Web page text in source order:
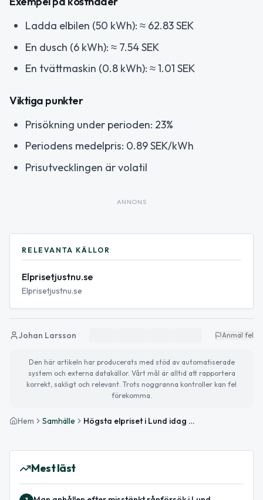
Ladda elbilen (50 kWh): ≈ 62.83 SEK
En dusch (6 kWh): ≈ 7.54 SEK
En tvättmaskin (0.8 kWh): ≈ 1.01 SEK
Viktiga punkter
Prisökning under perioden: 23%
Periodens medelpris: 0.89 SEK/kWh
Prisutvecklingen är volatil
ANNONS
RELEVANTA KÄLLOR
Elprisetjustnu.se
Elprisetjustnu.se
Johan Larsson Anmäl fel
Den här artikeln har producerats med stöd av automatiserade
system och externa datakällor. Vårt mål är alltid att rapportera
korrekt, sakligt och relevant. Trots noggranna kontroller kan fel
förekomma.
Hem Samhälle Högsta elpriset i Lund idag — periodens topp nådd
Mest läst